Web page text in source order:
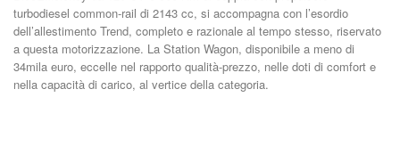
turbodiesel common-rail di 2143 cc, si accompagna con l’esordio
dell’allestimento Trend, completo e razionale al tempo stesso, riservato
a questa motorizzazione. La Station Wagon, disponibile a meno di
34mila euro, eccelle nel rapporto qualità-prezzo, nelle doti di comfort e
nella capacità di carico, al vertice della categoria.